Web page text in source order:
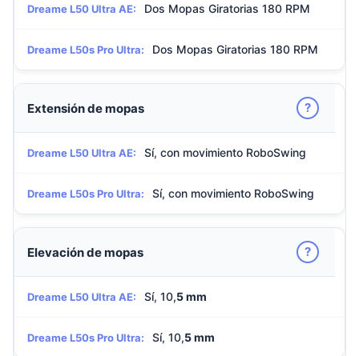
Dreame L50 Ultra AE: Dos Mopas Giratorias 180 RPM
Dreame L50s Pro Ultra: Dos Mopas Giratorias 180 RPM
Extensión de mopas ?
Dreame L50 Ultra AE: Sí, con movimiento RoboSwing
Dreame L50s Pro Ultra: Sí, con movimiento RoboSwing
Elevación de mopas ?
Dreame L50 Ultra AE: Sí, 10,5 mm
Dreame L50s Pro Ultra: Sí, 10,5 mm